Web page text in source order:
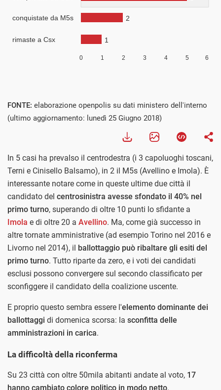
FONTE: elaborazione openpolis su dati ministero dell'interno
(ultimo aggiornamento: lunedì 25 Giugno 2018)
In 5 casi ha prevalso il centrodestra (i 3 capoluoghi toscani,
Terni e Cinisello Balsamo), in 2 il M5s (Avellino e Imola). È
interessante notare come in queste ultime due città il
candidato del centrosinistra avesse sfondato il 40% nel
primo turno, superando di oltre 10 punti lo sfidante a
Imola e di oltre 20 a Avellino. Ma, come già successo in
altre tornate amministrative (ad esempio Torino nel 2016 e
Livorno nel 2014), il ballottaggio può ribaltare gli esiti del
primo turno. Tutto riparte da zero, e i voti dei candidati
esclusi possono convergere sul secondo classificato per
sconfiggere il candidato della coalizione uscente.
E proprio questo sembra essere l'elemento dominante dei
ballottaggi di domenica scorsa: la sconfitta delle
amministrazioni in carica.
La difficoltà della riconferma
Su 23 città con oltre 50mila abitanti andate al voto, 17
hanno cambiato colore politico in modo netto.